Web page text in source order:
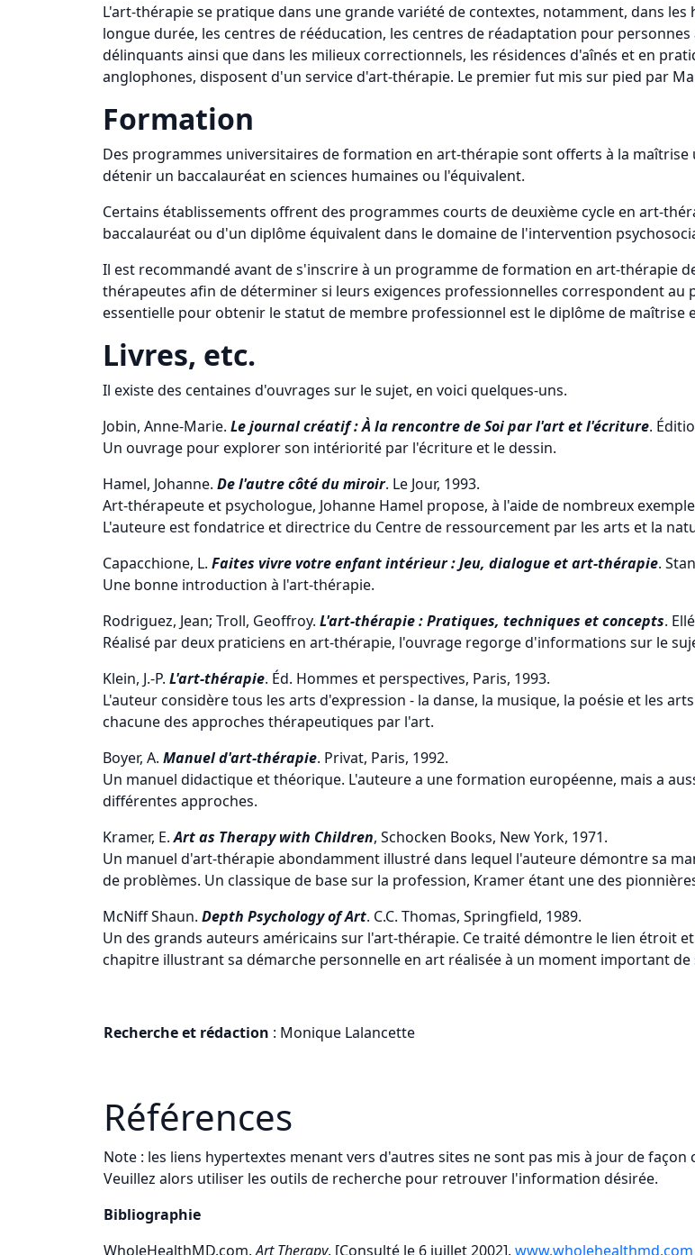
L'art-thérapie se pratique dans une grande variété de contextes, notamment, dans
longue durée, les centres de rééducation, les centres de réadaptation pour
délinquants ainsi que dans les milieux correctionnels, les résidences d'aînés et en
anglophones, disposent d'un service d'art-thérapie. Le premier fut mis sur pied par
Formation
Des programmes universitaires de formation en art-thérapie sont offerts à la
détenir un baccalauréat en sciences humaines ou l'équivalent.
Certains établissements offrent des programmes courts de deuxième cycle en art-
baccalauréat ou d'un diplôme équivalent dans le domaine de l'intervention
Il est recommandé avant de s'inscrire à un programme de formation en art-thérapie
thérapeutes afin de déterminer si leurs exigences professionnelles correspondent
essentielle pour obtenir le statut de membre professionnel est le diplôme de maîtrise
Livres, etc.
Il existe des centaines d'ouvrages sur le sujet, en voici quelques-uns.
Jobin, Anne-Marie. Le journal créatif : À la rencontre de Soi par l'art et l'écriture.
Un ouvrage pour explorer son intériorité par l'écriture et le dessin.
Hamel, Johanne. De l'autre côté du miroir. Le Jour, 1993.
Art-thérapeute et psychologue, Johanne Hamel propose, à l'aide de nombreux
L'auteure est fondatrice et directrice du Centre de ressourcement par les arts et la
Capacchione, L. Faites vivre votre enfant intérieur : Jeu, dialogue et art-thérapie.
Une bonne introduction à l'art-thérapie.
Rodriguez, Jean; Troll, Geoffroy. L'art-thérapie : Pratiques, techniques et concepts.
Réalisé par deux praticiens en art-thérapie, l'ouvrage regorge d'informations sur le
Klein, J.-P. L'art-thérapie. Éd. Hommes et perspectives, Paris, 1993.
L'auteur considère tous les arts d'expression - la danse, la musique, la poésie et les
chacune des approches thérapeutiques par l'art.
Boyer, A. Manuel d'art-thérapie. Privat, Paris, 1992.
Un manuel didactique et théorique. L'auteure a une formation européenne, mais a
différentes approches.
Kramer, E.Art as Therapy with Children, Schocken Books, New York, 1971.
Un manuel d'art-thérapie abondamment illustré dans lequel l'auteure démontre sa
de problèmes. Un classique de base sur la profession, Kramer étant une des
McNiff Shaun. Depth Psychology of Art. C.C. Thomas, Springfield, 1989.
Un des grands auteurs américains sur l'art-thérapie. Ce traité démontre le lien étroit
chapitre illustrant sa démarche personnelle en art réalisée à un moment important de
Recherche et rédaction : Monique Lalancette
Références
Note : les liens hypertextes menant vers d'autres sites ne sont pas mis à jour de
Veuillez alors utiliser les outils de recherche pour retrouver l'information désirée.
Bibliographie
WholeHealthMD.com.Art Therapy. [Consulté le 6 juillet 2002]. www.wholehealthmd.com